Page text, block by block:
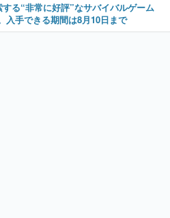
る“非常に好評”なサバイバルゲーム
入手できる期間は8月10日まで